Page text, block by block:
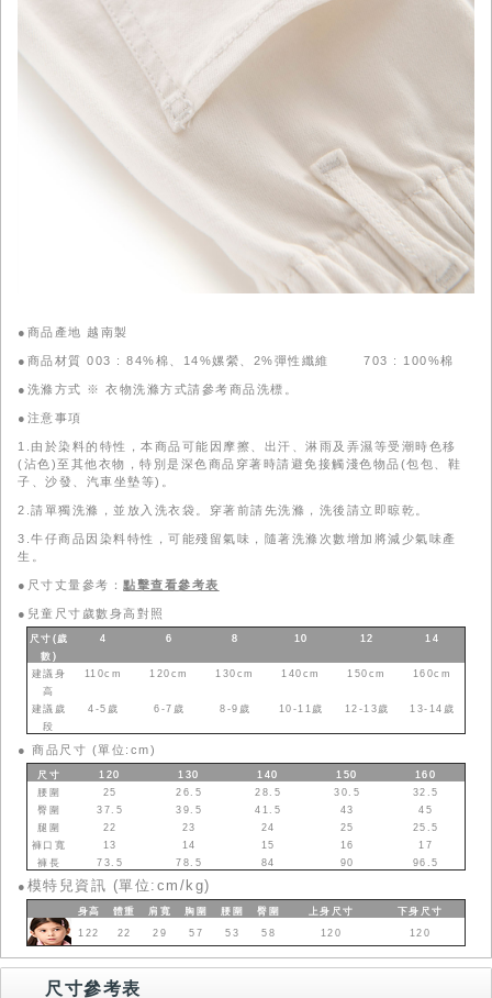
●商品產地 越南製
●商品材質 003 : 84%棉、14%嫘縈、2%彈性纖維 703 : 100%棉
●洗滌方式 ※ 衣物洗滌方式請參考商品洗標。
●注意事項
1.由於染料的特性，本商品可能因摩擦、出汗、淋雨及弄濕等受潮時色移
(沾色)至其他衣物，特別是深色商品穿著時請避免接觸淺色物品(包包、鞋
子、沙發、汽車坐墊等)。
2.請單獨洗滌，並放入洗衣袋。穿著前請先洗滌，洗後請立即晾乾。
3.牛仔商品因染料特性，可能殘留氣味，隨著洗滌次數增加將減少氣味產
生。
●尺寸丈量參考： 點擊查看參考表
● 兒童尺寸歲數身高對照
尺寸(歲
數 )
4 6 8 10 12 14
建議身
高
110cm 120cm 130cm 140cm 150cm 160cm
建議歲
段
4-5歲 6-7歲 8-9歲 10-11歲 12-13歲 13-14歲
● 商品尺寸 (單位:cm)
尺寸 120 130 140 150
160
腰圍
25 26.5 28.5 30.5
32.5
臀圍
37.5 39.5 41.5 43
45
腿圍
22 23 24 25
25.5
褲口寬
13 14 15 16
17
褲長
73.5 78.5 84 90 96.5
● 模特兒資訊 (單位:cm/kg)
身高 體重 肩寬 胸圍 腰圍 臀圍 上身 尺寸 下身 尺寸
122
22 29 57 53 58 120 120
尺寸參考表